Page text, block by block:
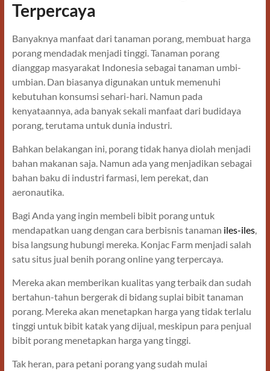
Terpercaya
Banyaknya manfaat dari tanaman porang, membuat harga
porang mendadak menjadi tinggi. Tanaman porang
dianggap masyarakat Indonesia sebagai tanaman umbi-
umbian. Dan biasanya digunakan untuk memenuhi
kebutuhan konsumsi sehari-hari. Namun pada
kenyataannya, ada banyak sekali manfaat dari budidaya
porang, terutama untuk dunia industri.
Bahkan belakangan ini, porang tidak hanya diolah menjadi
bahan makanan saja. Namun ada yang menjadikan sebagai
bahan baku di industri farmasi, lem perekat, dan
aeronautika.
Bagi Anda yang ingin membeli bibit porang untuk
mendapatkan uang dengan cara berbisnis tanaman iles-iles,
bisa langsung hubungi mereka. Konjac Farm menjadi salah
satu situs jual benih porang online yang terpercaya.
Mereka akan memberikan kualitas yang terbaik dan sudah
bertahun-tahun bergerak di bidang suplai bibit tanaman
porang. Mereka akan menetapkan harga yang tidak terlalu
tinggi untuk bibit katak yang dijual, meskipun para penjual
bibit porang menetapkan harga yang tinggi.
Tak heran, para petani porang yang sudah mulai